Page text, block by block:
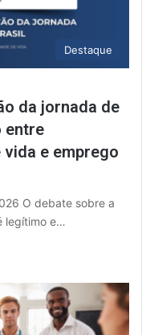
Destaque
da jornada de
entre
e emprego
O debate sobre a
legítimo e…